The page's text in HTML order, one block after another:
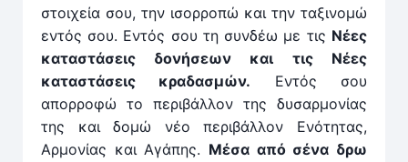
στοιχεία σου, την ισορροπώ και την ταξινομώ
εντός σου. Εντός σου τη συνδέω με τις Νέες
καταστάσεις δονήσεων και τις Νέες
καταστάσεις κραδασμών. Εντός σου
απορροφώ το περιβάλλον της δυσαρμονίας
της και δομώ νέο περιβάλλον Ενότητας,
Αρμονίας και Αγάπης. Μέσα από σένα δρω